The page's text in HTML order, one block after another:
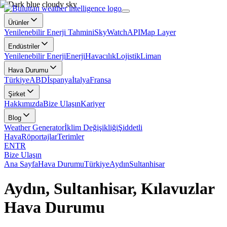
Ürünler
Yenilenebilir Enerji TahminiSkyWatchAPIMap Layer
Endüstriler
Yenilenebilir EnerjiEnerjiHavacılıkLojistikLiman
Hava Durumu
TürkiyeABDİspanyaİtalyaFransa
Şirket
HakkımızdaBize UlaşınKariyer
Blog
Weather Generatorİklim DeğişikliğiŞiddetli
HavaRöportajlarTerimler
ENTR
Bize Ulaşın
Ana SayfaHava DurumuTürkiyeAydınSultanhisar
Aydın, Sultanhisar, Kılavuzlar
Hava Durumu